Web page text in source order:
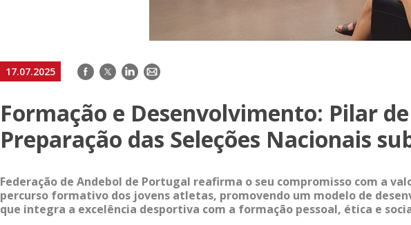
17.07.2025 Facebook
TwitterLinkedIn
E-
Formação e Desenvolvimento: Pilar de
Preparação das Seleções Nacionais
Federação de Andebol de Portugal reafirma o seu compromisso com a
percurso formativo dos jovens atletas, promovendo um modelo de
que integra a excelência desportiva com a formação pessoal, ética e